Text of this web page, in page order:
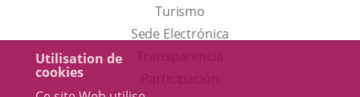
Utilisation de
cookies
TurismoEste
enlace
Sede Electrónica